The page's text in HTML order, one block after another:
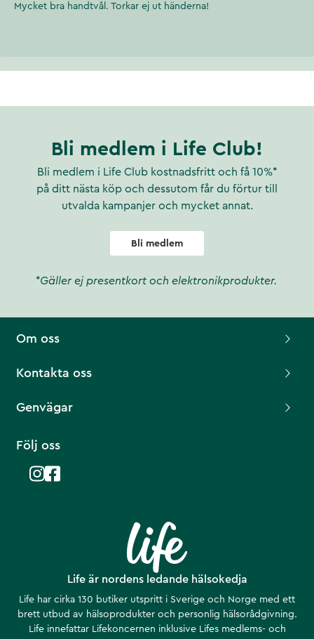
Mycket bra handtvål. Torkar ej ut händerna!
Bli medlem i Life Club!
Bli medlem i Life Club kostnadsfritt och få 10%*
på ditt nästa köp och dessutom får du förtur till
utvalda kampanjer och mycket annat.
Bli medlem
*Gäller ej presentkort och elektronikprodukter.
Life är nordens ledande hälsokedja
Life har cirka 130 butiker utspritt i Sverige och Norge med ett
brett utbud av hälsoprodukter och personlig hälsorådgivning.
Life innefattar Lifekoncernen inklusive Lifes medlems- och
Om oss
Kontakta oss
Genvägar
Följ oss